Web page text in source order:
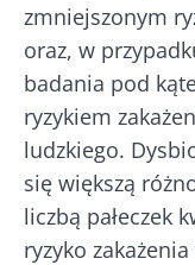
zmniejszonym
oraz, w
badania pod
ryzykiem
ludzkiego.
się większą
liczbą pałeczek
ryzyko